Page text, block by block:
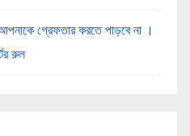
গ্রেফতার করতে পাড়বে না ।
রুল